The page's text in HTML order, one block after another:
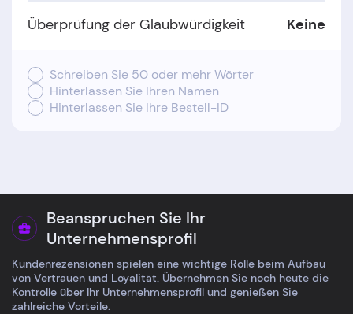
Überprüfung der Glaubwürdigkeit Keine
Schreiben Sie 50 oder mehr Wörter
Hinterlassen Sie Ihren Namen
Hinterlassen Sie Ihre Bestell-ID
Beanspruchen Sie Ihr
Unternehmensprofil
Kundenrezensionen spielen eine wichtige Rolle beim Aufbau
von Vertrauen und Loyalität. Übernehmen Sie noch heute die
Kontrolle über Ihr Unternehmensprofil und genießen Sie
zahlreiche Vorteile.